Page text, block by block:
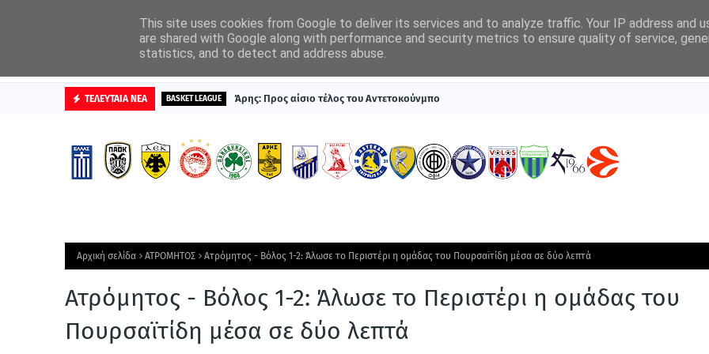
ΒΑΘΜΟΛΟΓΙΕΣ ΠΡΩΤΟΣΕΛΙΔΑ
ΤΕΛΕΥΤΑΙΑ ΝΕΑ BASKET LEAGUE Άρης: Προς αίσιο τέλος του Αντετοκούνμπο
Αρχική σελίδα ΑΤΡΟΜΗΤΟΣ Ατρόμητος - Βόλος 1-2: Άλωσε το Περιστέρι η ομάδας του Πουρσαϊτίδη μέσα σε δύο λεπτά
Ατρόμητος - Βόλος 1-2: Άλωσε το Περιστέρι η ομάδας του
Πουρσαϊτίδη μέσα σε δύο λεπτά
This site uses cookies from Google to deliver its services and to analyze traffic. Your IP address and
are shared with Google along with performance and security metrics to ensure quality of service,
statistics, and to detect and address abuse.